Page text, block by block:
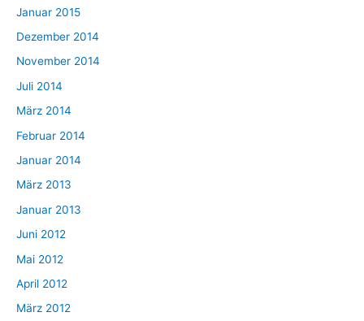
Januar 2015
Dezember 2014
November 2014
Juli 2014
März 2014
Februar 2014
Januar 2014
März 2013
Januar 2013
Juni 2012
Mai 2012
April 2012
März 2012